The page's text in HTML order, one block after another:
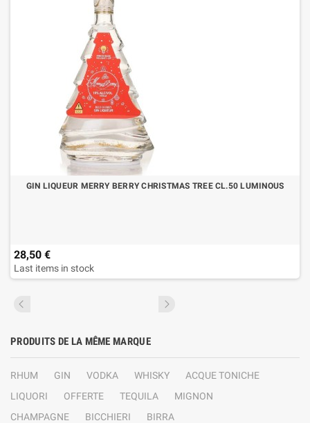
GIN LIQUEUR MERRY BERRY CHRISTMAS TREE CL.50 LUMINOUS
28,50 €
Last items in stock
PRODUITS DE LA MÊME MARQUE
RHUM GIN VODKA WHISKY
ACQUE TONICHE
LIQUORI
OFFERTE TEQUILA
MIGNON
CHAMPAGNE
BICCHIERI
BIRRA